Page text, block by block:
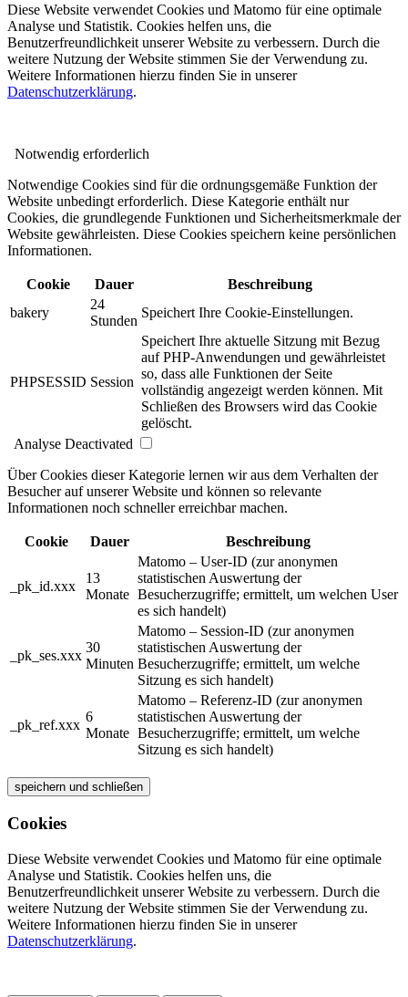
Diese Website verwendet Cookies und Matomo für eine optimale
Analyse und Statistik. Cookies helfen uns, die
Benutzerfreundlichkeit unserer Website zu verbessern. Durch die
weitere Nutzung der Website stimmen Sie der Verwendung zu.
Weitere Informationen hierzu finden Sie in unserer
Datenschutzerklärung.
Notwendig erforderlich
Notwendige Cookies sind für die ordnungsgemäße Funktion der
Website unbedingt erforderlich. Diese Kategorie enthält nur
Cookies, die grundlegende Funktionen und Sicherheitsmerkmale der
Website gewährleisten. Diese Cookies speichern keine persönlichen
Informationen.
Cookie Dauer
Beschreibung
bakery
24
Stunden
Speichert Ihre Cookie-Einstellungen.
PHPSESSID Session
Speichert Ihre aktuelle Sitzung mit Bezug
auf PHP-Anwendungen und gewährleistet
so, dass alle Funktionen der Seite
vollständig angezeigt werden können. Mit
Schließen des Browsers wird das Cookie
gelöscht.
Analyse Deactivated
Über Cookies dieser Kategorie lernen wir aus dem Verhalten der
Besucher auf unserer Website und können so relevante
Informationen noch schneller erreichbar machen.
Cookie Dauer Beschreibung
_pk_id.xxx
13
Monate
Matomo – User-ID (zur anonymen
statistischen Auswertung der
Besucherzugriffe; ermittelt, um welchen User
es sich handelt)
_pk_ses.xxx
30
Minuten
Matomo – Session-ID (zur anonymen
statistischen Auswertung der
Besucherzugriffe; ermittelt, um welche
Sitzung es sich handelt)
_pk_ref.xxx
6
Monate
Matomo – Referenz-ID (zur anonymen
statistischen Auswertung der
Besucherzugriffe; ermittelt, um welche
Sitzung es sich handelt)
speichern und schließen
Cookies
Diese Website verwendet Cookies und Matomo für eine optimale
Analyse und Statistik. Cookies helfen uns, die
Benutzerfreundlichkeit unserer Website zu verbessern. Durch die
weitere Nutzung der Website stimmen Sie der Verwendung zu.
Weitere Informationen hierzu finden Sie in unserer
Datenschutzerklärung.